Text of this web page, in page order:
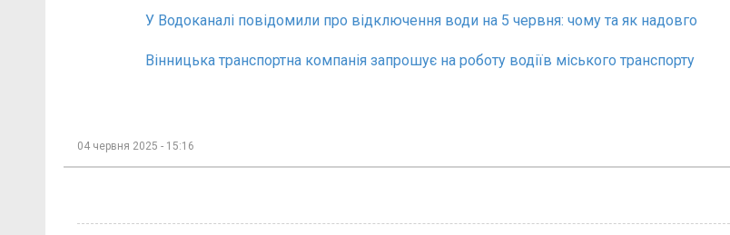
У Водоканалі повідомили про відключення води на 5 червня: чому та як надовго
Вінницька транспортна компанія запрошує на роботу водіїв міського транспорту
04 червня 2025 - 15:16